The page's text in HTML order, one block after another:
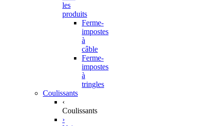
les
produits
Ferme-
impostes
à
câble
Ferme-
impostes
à
tringles
Coulissants
‹
Coulissants
›